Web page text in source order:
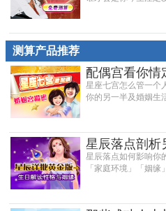
测算产品推荐
配偶宫看你情
星座七宫怎么管一个
你的另一半及婚姻生活
星辰落点剖析
星辰落点如何影响你
「家庭环境」「姻缘